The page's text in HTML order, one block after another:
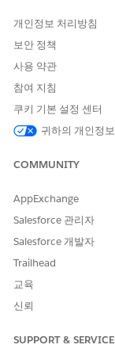
리는 특정 주문
주문 제품에 사
데 사용됩니다.
청구의 컨텍스트
정으로 정보를
가 정확한 청구
텍스트 정의를
화할 수 있습니다.
페이지 레이아웃
릴리스마다 기본
개인정보 처리방침
보안 정책
사용 약관
참여 지침
쿠키 기본 설정 센터
귀하의 개인정
COMMUNITY
AppExchange
Salesforce 관리자
Salesforce 개발자
Trailhead
교육
신뢰
SUPPORT &